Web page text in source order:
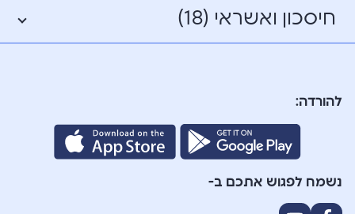
חיסכון ואשראי (18)
להורדה:
נשמח לפגוש אתכם ב-